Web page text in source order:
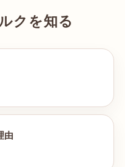
クを知る
由